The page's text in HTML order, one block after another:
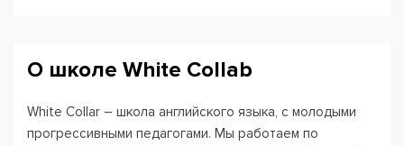
О школе White Collab
White Collar – школа английского языка, с молодыми
прогрессивными педагогами. Мы работаем по